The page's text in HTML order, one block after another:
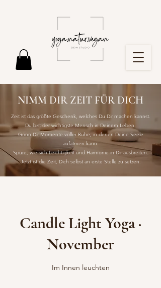
NIMM DIR ZEIT FÜR DICH
Zeit ist das größte Geschenk, welches Du Dir machen kannst.
Du bist der wichtigste Mensch in Deinem Leben.
Gönn Dir Momente voller Ruhe, in denen Deine Seele
aufatmen kann.
Spüre, wie sich Leichtigkeit und Harmonie in Dir ausbreiten.
Jetzt ist die Zeit, Dich selbst an erste Stelle zu setzen.
Candle Light Yoga ·
November
Im Innen leuchten